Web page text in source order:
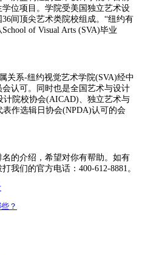
位项目。学院受美国独立艺术设
间顶尖艺术类院校组成。“纽约有
of Visual Arts (SVA)毕业
关系-纽约视觉艺术学院(SVA)经中
认可。同时也是全国艺术与设计
院校协会(AICAD)、独立艺术与
作选辑日协会(NPDA)认可的会
的介绍，希望对你有帮助。如有
我们的官方电话：400-612-8881。
？